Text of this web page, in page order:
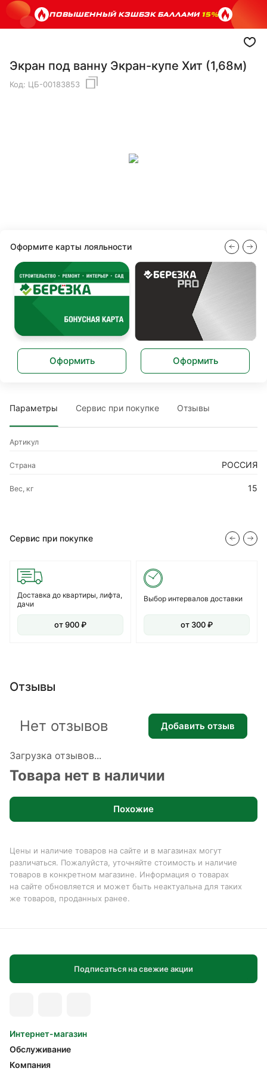
ПОВЫШЕННЫЙ КЭШБЭК БАЛЛАМИ15%
Экран под ванну Экран-купе Хит (1,68м)
Код: ЦБ-00183853
Оформите карты лояльности
Оформить Оформить
Параметры Сервис при покупке Отзывы
Артикул
Страна РОССИЯ
Вес, кг 15
Сервис при покупке
Доставка до квартиры, лифта,
дачи
от 900 ₽
Выбор интервалов доставки
от 300 ₽
Отзывы
Загрузка отзывов...
Нет отзывов Добавить отзыв
Товара нет в наличии
Похожие
Цены и наличие товаров на сайте и в магазинах могут
различаться. Пожалуйста, уточняйте стоимость и наличие
товаров в конкретном магазине. Информация о товарах
на сайте обновляется и может быть неактуальна для таких
же товаров, проданных ранее.
Подписаться на свежие акции
Интернет-магазин
Обслуживание
Компания